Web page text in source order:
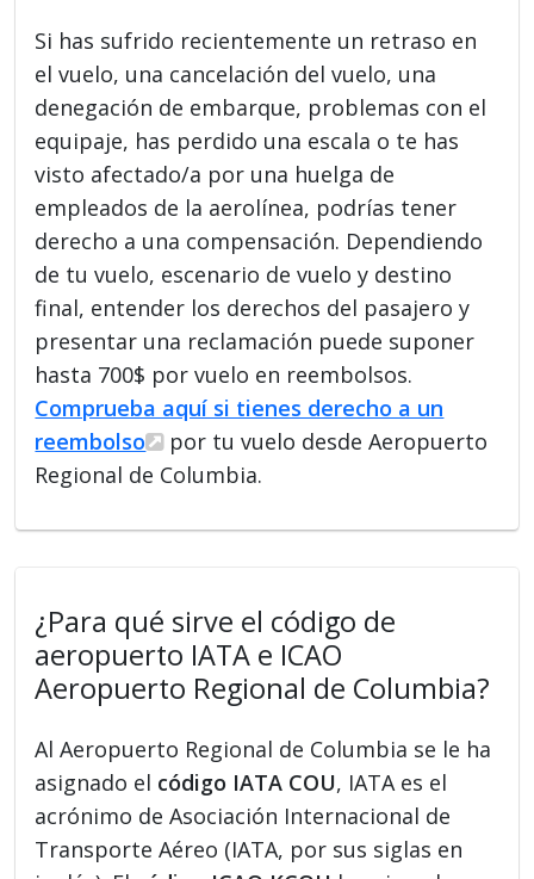
Si has sufrido recientemente un retraso en
el vuelo, una cancelación del vuelo, una
denegación de embarque, problemas con el
equipaje, has perdido una escala o te has
visto afectado/a por una huelga de
empleados de la aerolínea, podrías tener
derecho a una compensación. Dependiendo
de tu vuelo, escenario de vuelo y destino
final, entender los derechos del pasajero y
presentar una reclamación puede suponer
hasta 700$ por vuelo en reembolsos.
Comprueba aquí si tienes derecho a un
reembolso
por tu vuelo desde Aeropuerto
Regional de Columbia.
¿Para qué sirve el código de
aeropuerto IATA e ICAO
Aeropuerto Regional de Columbia?
Al Aeropuerto Regional de Columbia se le ha
asignado el código IATA COU, IATA es el
acrónimo de Asociación Internacional de
Transporte Aéreo (IATA, por sus siglas en